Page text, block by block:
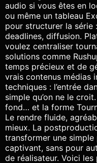
audio si vous êtes en
ou même un tableau
pour structurer la série
deadlines, diffusion.
voulez centraliser
solutions comme
temps précieux et de
vrais contenus médias
techniques : l’entrée
simple qu’on ne le
fond… et la forme
Le rendre fluide,
mieux. La
transformer une
captivant, sans pour
de réalisateur. Voici